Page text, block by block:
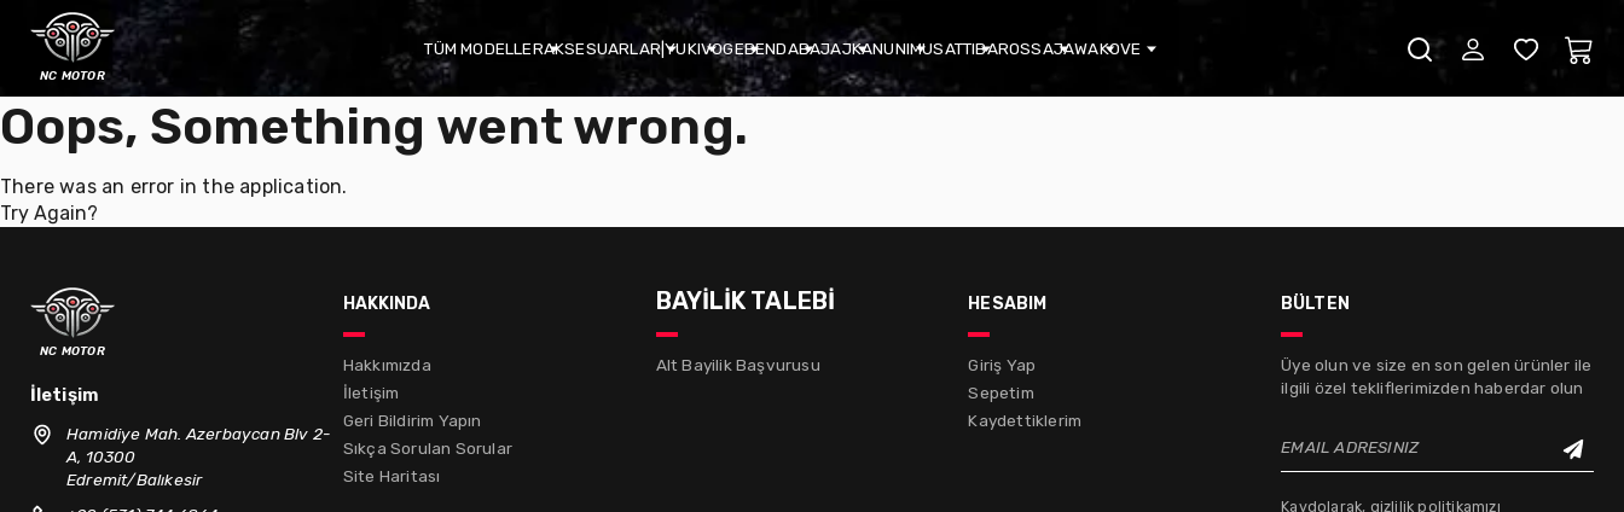
nc motor
TÜM MODELLERAKSESUARLAR|YUKIVOGEBENDABAJAJKANUNIMUSATTIBAROSSAJAWAKOVE
Oops, Something went wrong.
There was an error in the application.
Try Again?
nc motor
İletişim
Hamidiye Mah. Azerbaycan Blv 2-
A, 10300
Edremit/Balıkesir
hakkında
Hakkımızda
İletişim
Geri Bildirim Yapın
Sıkça Sorulan Sorular
Site Haritası
BAYİLİK TALEBİ
Alt Bayilik Başvurusu
hesabım
Giriş Yap
Sepetim
Kaydettiklerim
bülten
Üye olun ve size en son gelen ürünler ile
ilgili özel tekliflerimizden haberdar olun
EMAIL ADRESINIZ
Kaydolarak, gizlilik politikamızı